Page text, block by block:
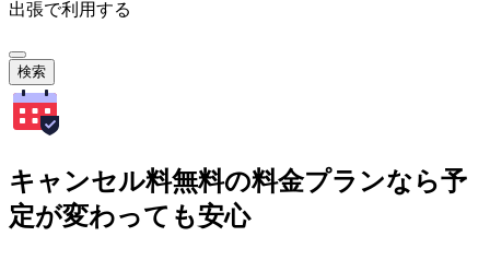
出張で利用する
検索
キャンセル料無料の料金プランなら予
定が変わっても安心